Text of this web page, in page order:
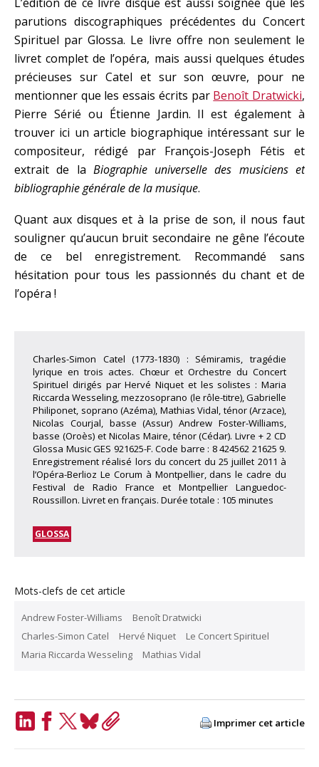
parutions discographiques précédentes du Concert
Spirituel par Glossa. Le livre offre non seulement le
livret complet de l’opéra, mais aussi quelques études
précieuses sur Catel et sur son œuvre, pour ne
mentionner que les essais écrits par Benoît Dratwicki,
Pierre Sérié ou Étienne Jardin. Il est également à
trouver ici un article biographique intéressant sur le
compositeur, rédigé par François-Joseph Fétis et
extrait de la Biographie universelle des musiciens et
bibliographie générale de la musique.
Quant aux disques et à la prise de son, il nous faut
souligner qu’aucun bruit secondaire ne gêne l’écoute
de ce bel enregistrement. Recommandé sans
hésitation pour tous les passionnés du chant et de
l’opéra !
Charles-Simon Catel (1773-1830) : Sémiramis, tragédie
lyrique en trois actes. Chœur et Orchestre du Concert
Spirituel dirigés par Hervé Niquet et les solistes : Maria
Riccarda Wesseling, mezzosoprano (le rôle-titre), Gabrielle
Philiponet, soprano (Azéma), Mathias Vidal, ténor (Arzace),
Nicolas Courjal, basse (Assur) Andrew Foster-Williams,
basse (Oroès) et Nicolas Maire, ténor (Cédar). Livre + 2 CD
Glossa Music GES 921625-F. Code barre : 8 424562 21625 9.
Enregistrement réalisé lors du concert du 25 juillet 2011 à
l’Opéra-Berlioz Le Corum à Montpellier, dans le cadre du
Festival de Radio France et Montpellier Languedoc-
Roussillon. Livret en français. Durée totale : 105 minutes
GLOSSA
Mots-clefs de cet article
Andrew Foster-Williams
Benoît Dratwicki
Charles-Simon Catel
Hervé Niquet
Le Concert Spirituel
Maria Riccarda Wesseling
Mathias Vidal
Imprimer cet article